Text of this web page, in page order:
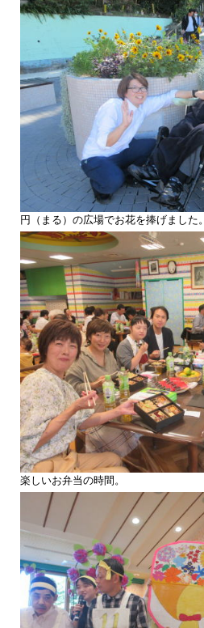
円（まる）の広場でお花を捧げました。
楽しいお弁当の時間。